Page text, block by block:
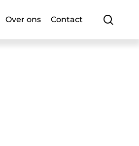
Over ons Contact